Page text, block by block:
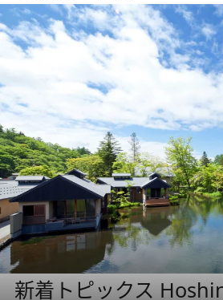
新着トピックス